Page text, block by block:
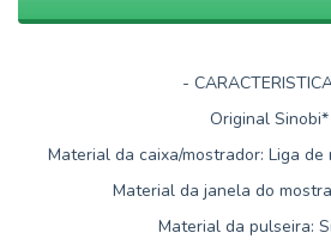
-
Original Sinobi*
Material da caixa/mostrador: Liga
Material da janela do
Material da pulseira: